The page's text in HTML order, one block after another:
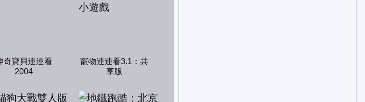
奇寶貝連連看
2004
寵物連連看3.1：共
享版